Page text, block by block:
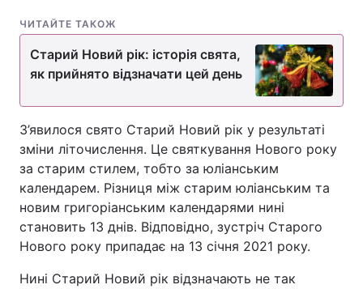
Техно і зв'язок
Зброя Інциденти
Цікавинки Погода
Екологія Регіони
Лонгріди
Відео з Youtube Статті
ЧИТАЙТЕ ТАКОЖ
Старий Новий рік: історія свята,
як прийнято відзначати цей день
З’явилося свято Старий Новий рік у результаті
зміни літочислення. Це святкування Нового року
за старим стилем, тобто за юліанським
календарем. Різниця між старим юліанським та
новим григоріанським календарями нині
становить 13 днів. Відповідно, зустріч Старого
Нового року припадає на 13 січня 2021 року.
Нині Старий Новий рік відзначають не так